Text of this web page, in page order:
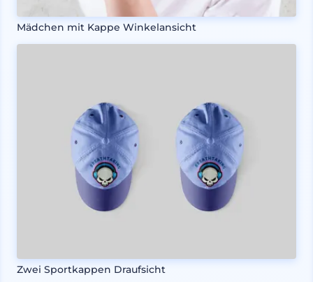
Mädchen mit Kappe Winkelansicht
Zwei Sportkappen Draufsicht